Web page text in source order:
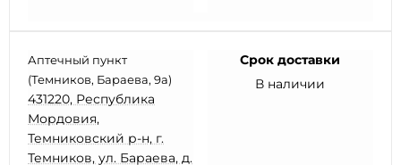
Аптечный пункт
(Темников, Бараева, 9а)
431220, Республика
Мордовия,
Темниковский р-н, г.
Темников, ул. Бараева, д.
Срок доставки
В наличии